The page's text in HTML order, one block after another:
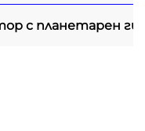
с планетарен